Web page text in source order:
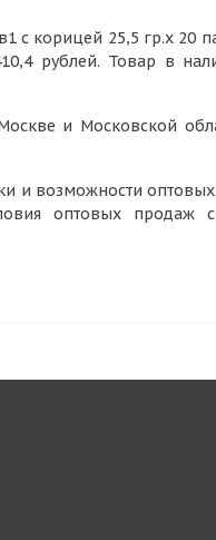
с корицей 25,5 гр.х 20
рублей. Товар в
и Московской
возможности оптовых
оптовых продаж